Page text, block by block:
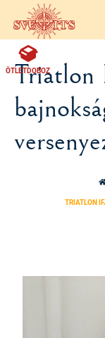
Ugrás a tartalomra
ÖTLETDOBOZ
Triatlon
TRIATLON